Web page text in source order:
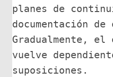
planes de
documentación
Gradualmente, el
vuelve
suposiciones.